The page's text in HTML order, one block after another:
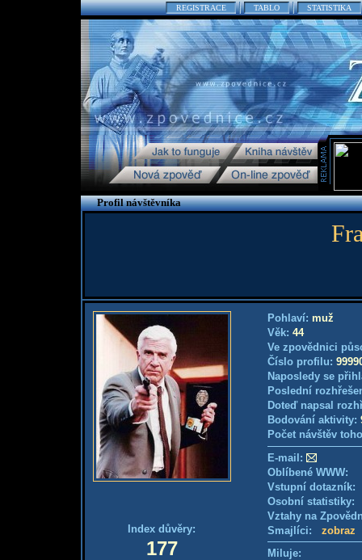
REGISTRACE TABLO STATISTIKA
Profil návštěvníka
Index důvěry:
177
Pohlaví: muž
Věk: 44
Ve zpovědnici
Číslo profilu:
Naposledy se
Poslední
Doteď napsal
Bodování aktivity:
Počet návštěv
E-mail:
Oblíbené WWW:
Vstupní
Osobní
Vztahy na
Smajlíci: zobraz
Miluje: